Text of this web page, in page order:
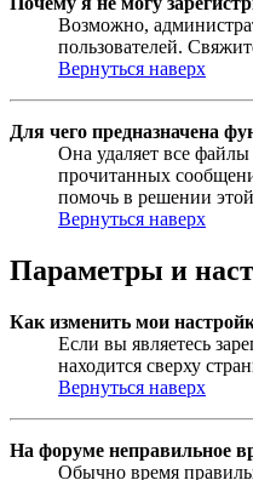
Возможно,
пользователей.
Вернуться наверх
Для чего предназначена
Она удаляет все
прочитанных
помочь в решении
Вернуться наверх
Параметры и
Как изменить мои
Если вы являетесь
находится сверху
Вернуться наверх
На форуме неправильное
Обычно время